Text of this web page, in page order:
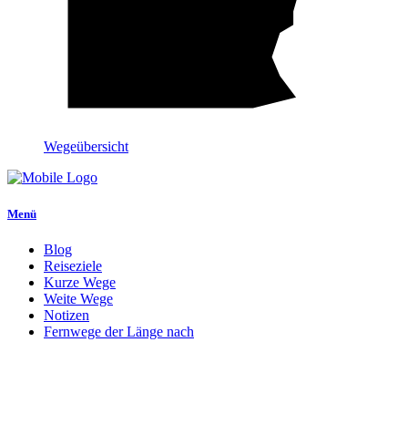
Wegeübersicht
Menü
Blog
Reiseziele
Kurze Wege
Weite Wege
Notizen
Fernwege der Länge nach